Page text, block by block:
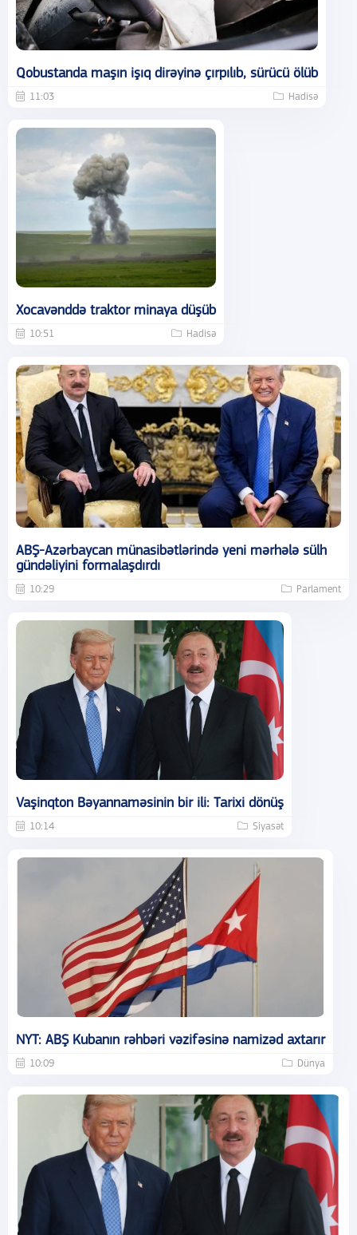
Qobustanda maşın işıq dirəyinə çırpılıb, sürücü ölüb
11:03 Hadisə
Xocavənddə traktor minaya düşüb
10:51 Hadisə
ABŞ-Azərbaycan münasibətlərində yeni mərhələ sülh
gündəliyini formalaşdırdı
10:29 Parlament
Vaşinqton Bəyannaməsinin bir ili: Tarixi dönüş
10:14 Siyasət
NYT: ABŞ Kubanın rəhbəri vəzifəsinə namizəd axtarır
10:09 Dünya